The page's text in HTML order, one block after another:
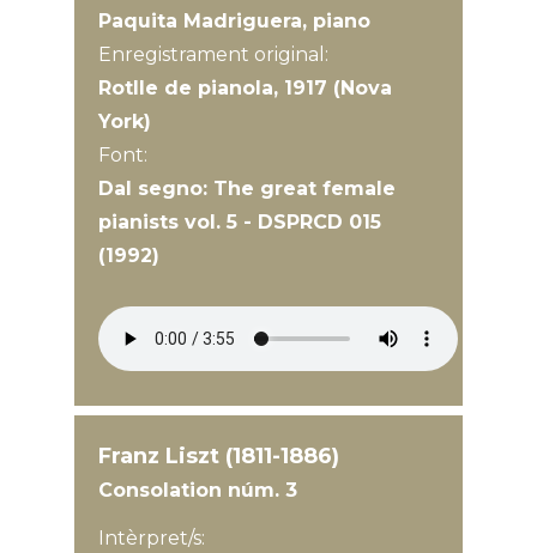
Paquita Madriguera, piano
Enregistrament original:
Rotlle de pianola, 1917 (Nova
York)
Font:
Dal segno: The great female
pianists vol. 5 - DSPRCD 015
(1992)
Franz Liszt (1811-1886)
Consolation núm. 3
Intèrpret/s: